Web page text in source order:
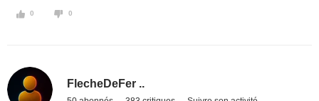
0 0
FlecheDeFer ..